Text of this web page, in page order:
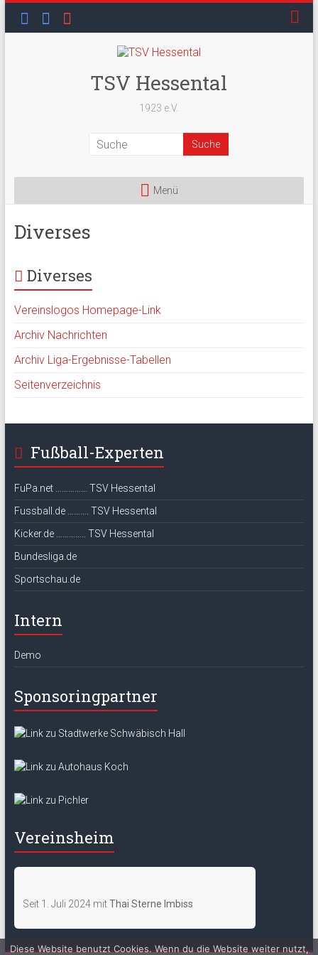
content
TSV Hessental
1923 e.V.
Menü
Diverses
Diverses
Vereinslogos Homepage-Link
Archiv Nachrichten
Archiv Liga-Ergebnisse-Tabellen
Seitenverzeichnis
Fußball-Experten
FuPa.net …………… TSV Hessental
Fussball.de ………. TSV Hessental
Kicker.de ………….. TSV Hessental
Bundesliga.de
Sportschau.de
Intern
Demo
Sponsoringpartner
Vereinsheim
Seit 1. Juli 2024 mitThai Sterne Imbiss
Diese Website benutzt Cookies. Wenn du die Website weiter nutzt,